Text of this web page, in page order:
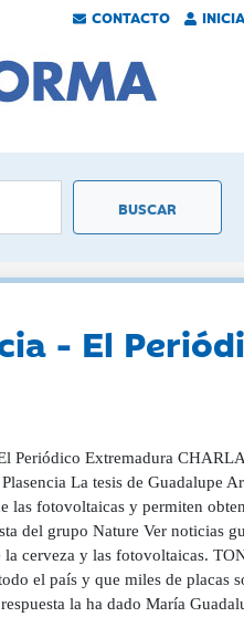
CONTACTO
- El
Periódico Extremadura
La tesis de Guadalupe
las fotovoltaicas y permiten
del grupo Nature Ver noticias
cerveza y las fotovoltaicas.
el país y que miles de placas
la ha dado María